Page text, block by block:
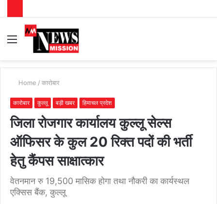
Menu
Home / कारोबार
कारोबार कुल्लू बड़ी खबर हिमाचल प्रदेश
जिला रोजगार कार्यालय कुल्लू सेल्स
ऑफिसर के कुल 20 रिक्त पदों की भर्ती
हेतु कैंपस साक्षात्कार
वेतनमान रु 19,500 मासिक होगा तथा नौकरी का कार्यस्थल
एक्सिस बैंक, कुल्लू